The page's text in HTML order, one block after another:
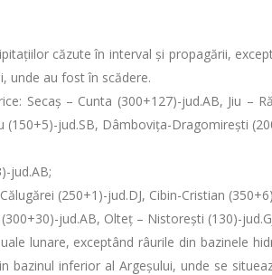
căzute în interval și propagării,
unde au fost în scădere.
Secaș – Cunta (300+127)-jud.AB, Jiu –
(150+5)-jud.SB, Dâmbovița-Dragomirești
jud.AB;
(250+1)-jud.DJ, Cibin-Cristian
jud.AB, Olteț – Nistorești (130)-
lunare, exceptând râurile din bazinele
bazinul inferior al Argeșului, unde se